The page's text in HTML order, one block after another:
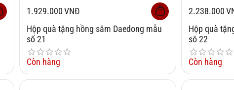
1.929.000VNĐ
Hộp quà tặng hồng sâm Daedong mẫu
số 21
Còn hàng
2.238.000
Hộp quà
sô 22
Còn hàng